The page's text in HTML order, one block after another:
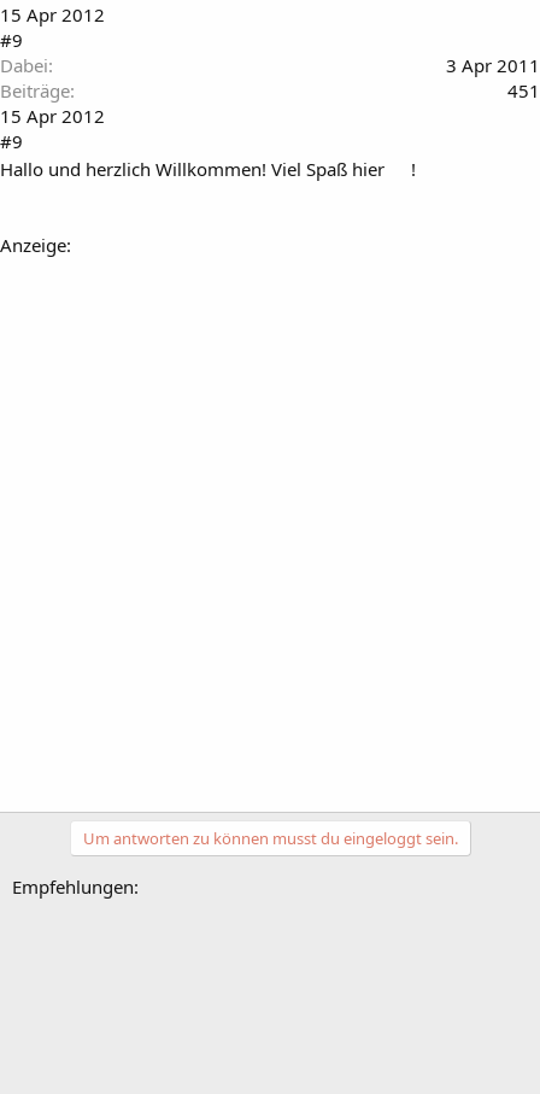
15 Apr 2012
#9
Dabei
3 Apr 2011
Beiträge
451
15 Apr 2012
#9
Hallo und herzlich Willkommen! Viel Spaß hier
!
Anzeige:
Um antworten zu können musst du eingeloggt sein.
Empfehlungen: